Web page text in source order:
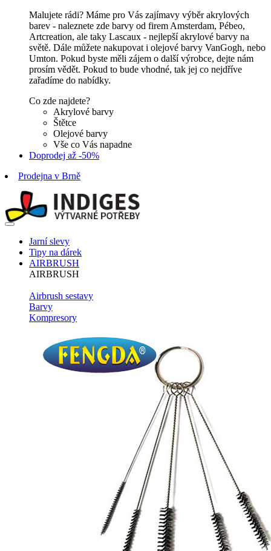
Malujete rádi? Máme pro Vás zajímavy výběr akrylových
barev - naleznete zde barvy od firem Amsterdam, Pébeo,
Artcreation, ale taky Lascaux - nejlepší akrylové barvy na
světě. Dále můžete nakupovat i olejové barvy VanGogh, nebo
Umton. Pokud byste měli zájem o další výrobce, dejte nám
prosím vědět. Pokud to bude vhodné, tak jej co nejdříve
zařadíme do nabídky.
Co zde najdete?
Akrylové barvy
Štětce
Olejové barvy
Vše co Vás napadne
Doprodej až -50%
Prodejna v Brně
Jarní slevy
Tipy na dárek
AIRBRUSH
AIRBRUSH
Airbrush sestavy
Barvy
Kompresory